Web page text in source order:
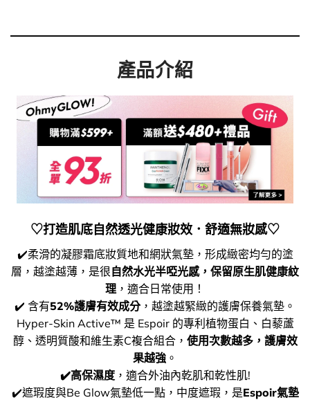
產品介紹
♡打造肌底自然透光健康妝效．舒適無妝感♡
✔️柔滑的凝膠霜底妝質地和網狀氣墊，形成緻密均勻的塗
層，越塗越薄，是很自然水光半啞光感，保留原生肌健康紋
理 ，適合日常使用！
✔️ 含有52%護膚有效成分，越塗越緊緻的護膚保養氣墊。
Hyper-Skin Active™ 是 Espoir 的專利植物蛋白、白藜蘆
醇、透明質酸和維生素C複合組合， 使用次數越多，護膚效
果越強 。
✔️高保濕度，適合外油內乾肌和乾性肌!
✔️遮瑕度與Be Glow氣墊低一點，中度遮瑕，是Espoir氣墊